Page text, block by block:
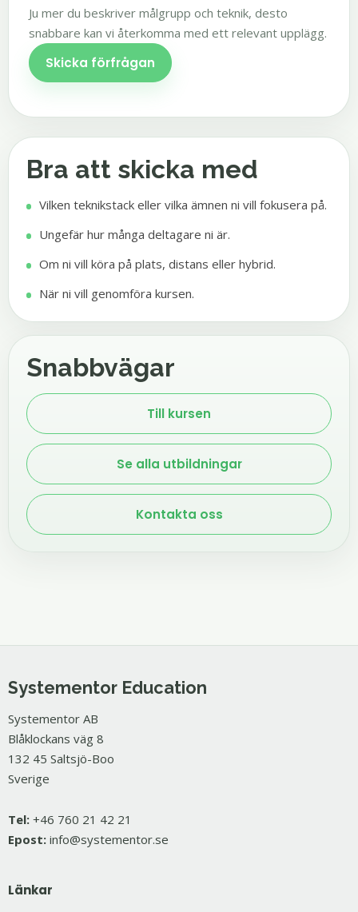
Ju mer du beskriver målgrupp och teknik, desto
snabbare kan vi återkomma med ett relevant upplägg.
Skicka förfrågan
Bra att skicka med
Vilken teknikstack eller vilka ämnen ni vill fokusera på.
Ungefär hur många deltagare ni är.
Om ni vill köra på plats, distans eller hybrid.
När ni vill genomföra kursen.
Snabbvägar
Till kursen
Se alla utbildningar
Kontakta oss
Systementor Education
Systementor AB
Blåklockans väg 8
132 45 Saltsjö-Boo
Sverige
Tel: +46 760 21 42 21
Epost: info@systementor.se
Länkar